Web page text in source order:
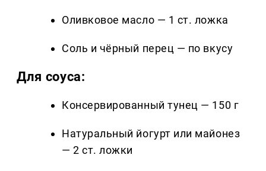
Оливковое масло — 1 ст. ложка
Соль и чёрный перец — по вкусу
Для соуса:
Консервированный тунец — 150 г
Натуральный йогурт или майонез
— 2 ст. ложки